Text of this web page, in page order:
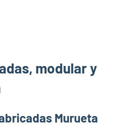
modular y
Murueta